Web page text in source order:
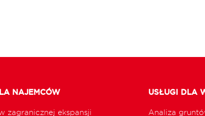
NAJEMCÓW
zagranicznej ekspansji
USŁUGI DLA
Analiza